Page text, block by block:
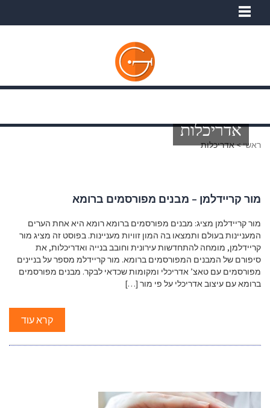
ראשי>אדריכלות
אדריכלות
מור קריידלמן – מבנים מפורסמים ברומא
מור קריידלמן מציג: מבנים מפורסמים ברומא רומא היא אחת הערים
המעניינות בעולם ותמצאו בה המון זוויות מעניינות. בפוסט זה מציג מור
קריידלמן, מומחה להתחדשות עירונית וחובב בנייה ואדריכלות, את
סיפורם של המבנים המפורסמים ברומא. מור קריידלמ מספר על בניינים
מפורסמים עם טאצ’ אדריכלי ומקומות שכדאי לבקר. מבנים מפורסמים
ברומא עם עיצוב אדריכלי על פי מור […]
קרא עוד